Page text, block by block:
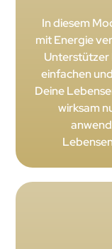
In diesem
mit Energie
Unterstützer
einfachen
Deine
wirksam